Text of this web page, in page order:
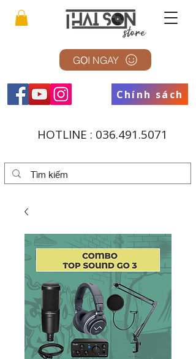
GỌI NGAY
Chính sách
HOTLINE : 036.491.5071